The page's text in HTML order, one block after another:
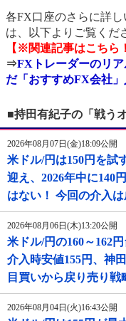
各FX口座のさらに詳
は、以下よりご覧くだ
【※関連記事はこちら
⇒FXトレーダーのリ
だ「おすすめFX会社」
■持田有紀子の「戦う
2026年08月07日(金)18:09公
米ドル/円は150円を試
迎え、2026年中に140
はない！ 今回の介入
2026年08月06日(木)13:20公
米ドル/円の160～162
介入時安値155円、神
目買いから戻り売り戦
2026年08月04日(火)16:43公